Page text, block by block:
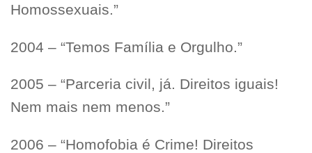
Homossexuais.”
2004 – “Temos Família e Orgulho.”
2005 – “Parceria civil, já. Direitos iguais!
Nem mais nem menos.”
2006 – “Homofobia é Crime! Direitos